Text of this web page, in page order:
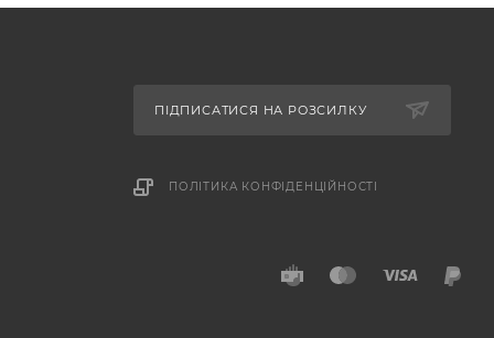
ПІДПИСАТИСЯ НА РОЗСИЛКУ
ПОЛІТИКА КОНФІДЕНЦІЙНОСТІ